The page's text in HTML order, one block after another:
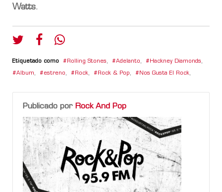
Watts.
Etiquetado como Rolling Stones, Adelanto, Hackney Diamonds,
Album, estreno, Rock, Rock & Pop, Nos Gusta El Rock,
Publicado por Rock And Pop